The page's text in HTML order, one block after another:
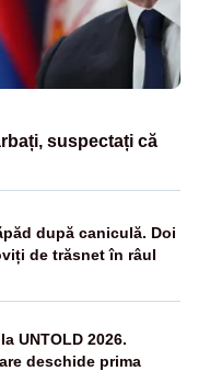
suspectați că
după caniculă. Doi
de trăsnet în râul
UNTOLD 2026.
deschide prima